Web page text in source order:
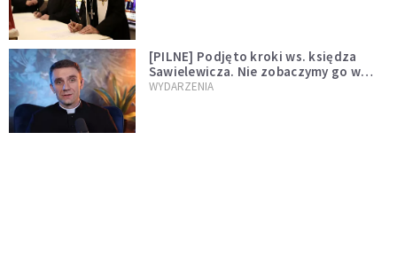
[PILNE] Podjęto kroki ws. księdza
Sawielewicza. Nie zobaczymy go w
mediach
WYDARZENIA